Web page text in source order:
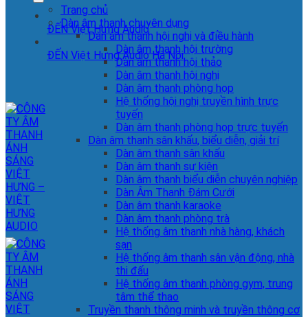
ĐẾN Việt Hưng Audio
ĐẾN Việt Hưng Audio Hà Nội
Trang chủ
Dàn âm thanh chuyên dụng
Dàn âm thanh hội nghị và điều hành
Dàn âm thanh hội trường
Dàn âm thanh hội thảo
Dàn âm thanh hội nghị
Dàn âm thanh phòng họp
Hệ thống hội nghị truyền hình trực
tuyến
Dàn âm thanh phòng họp trực tuyến
Dàn âm thanh sân khấu, biểu diễn, giải trí
Dàn âm thanh sân khấu
Dàn âm thanh sự kiện
Dàn âm thanh biểu diễn chuyên nghiệp
Dàn Âm Thanh Đám Cưới
Dàn âm thanh karaoke
Dàn âm thanh phòng trà
Hệ thống âm thanh nhà hàng, khách
sạn
Hệ thống âm thanh sân vận động, nhà
thi đấu
Hệ thống âm thanh phòng gym, trung
tâm thể thao
Truyền thanh thông minh và truyền thông cơ